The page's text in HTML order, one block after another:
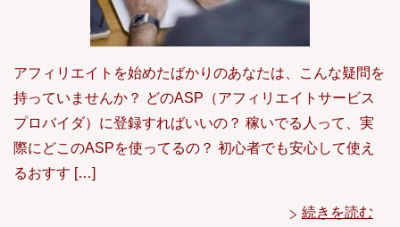
アフィリエイトを始めたばかりのあなたは、こんな疑問を
持っていませんか？ どのASP（アフィリエイトサービス
プロバイダ）に登録すればいいの？ 稼いでる人って、実
際にどこのASPを使ってるの？ 初心者でも安心して使え
るおすす […]
続きを読む